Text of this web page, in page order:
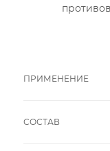
ПРИМЕНЕНИЕ
СОСТАВ